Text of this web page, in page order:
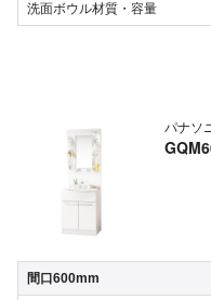
洗面ボウル材質・容量
パナソ
間口600mm